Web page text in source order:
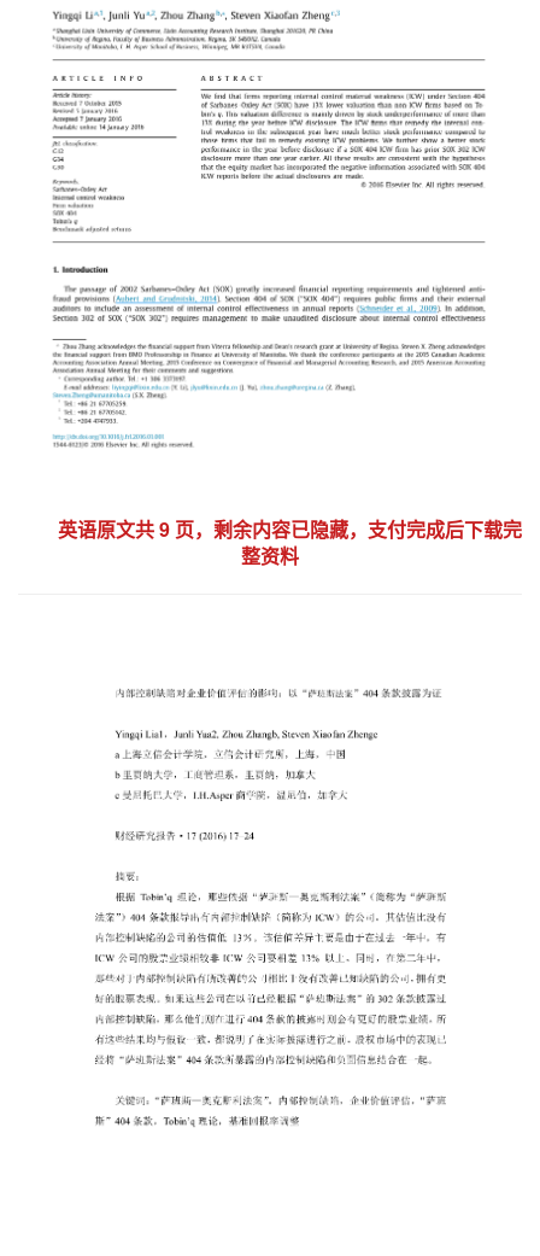
英语原文共 9 页，剩余内容已隐藏，支付完成后下载完
整资料